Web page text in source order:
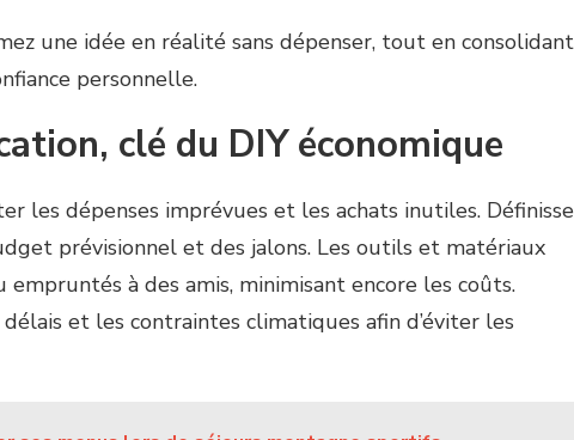
une idée en réalité sans dépenser, tout en consolidant
personnelle.
clé du DIY économique
les dépenses imprévues et les achats inutiles.
prévisionnel et des jalons. Les outils et matériaux
à des amis, minimisant encore les coûts.
et les contraintes climatiques afin d’éviter les